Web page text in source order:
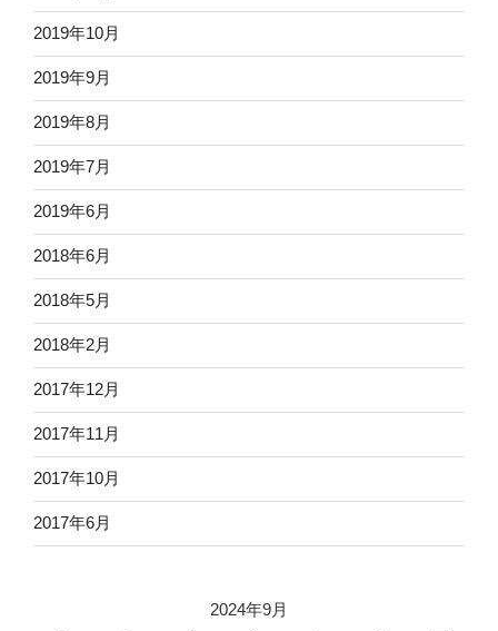
2019年10月
2019年9月
2019年8月
2019年7月
2019年6月
2018年6月
2018年5月
2018年2月
2017年12月
2017年11月
2017年10月
2017年6月
2024年9月